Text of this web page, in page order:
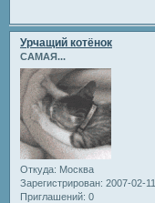
Урчащий котёнок
САМАЯ...
Откуда: Москва
Зарегистрирован: 2007-02-11
Приглашений: 0